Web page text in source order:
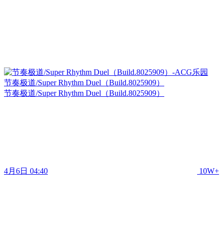
节奏极道/Super Rhythm Duel（Build.8025909）
节奏极道/Super Rhythm Duel（Build.8025909）
4月6日 04:40 10W+